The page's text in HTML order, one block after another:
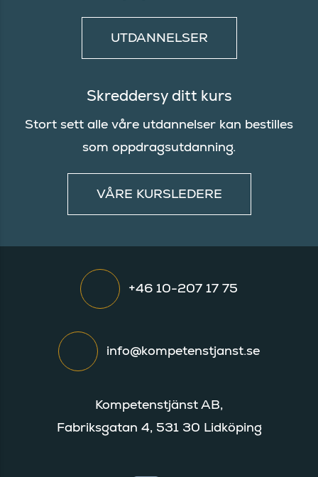
UTDANNELSER
Skreddersy ditt kurs
Stort sett alle våre utdannelser kan bestilles
som oppdragsutdanning.
VÅRE KURSLEDERE
+46 10-207 17 75
info@kompetenstjanst.se
Kompetenstjänst AB,
Fabriksgatan 4, 531 30 Lidköping